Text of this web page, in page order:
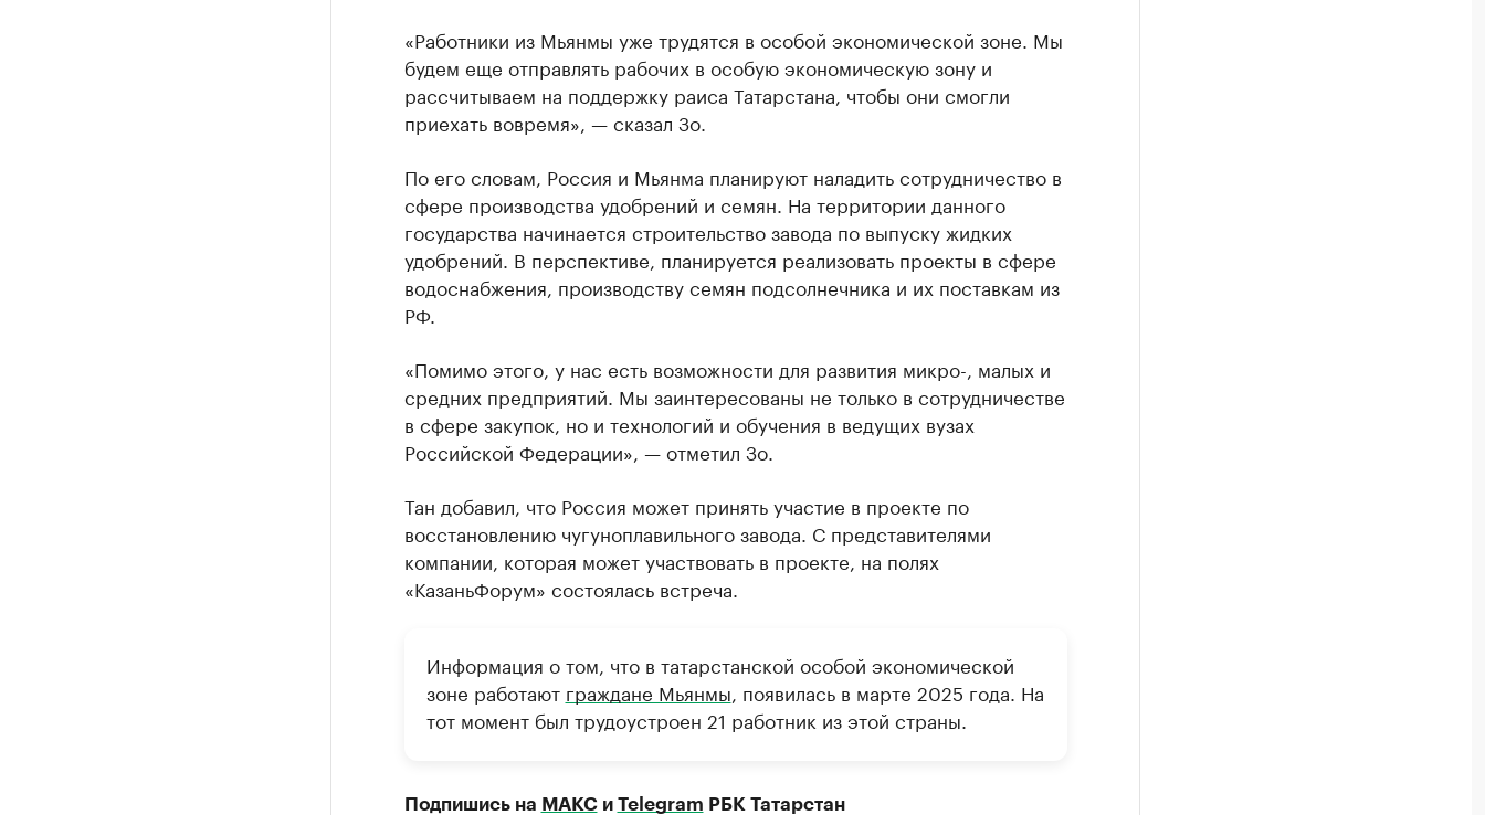
«Работники из Мьянмы уже трудятся в особой экономической зоне. Мы
будем еще отправлять рабочих в особую экономическую зону и
рассчитываем на поддержку раиса Татарстана, чтобы они смогли
приехать вовремя», — сказал Зо.
По его словам, Россия и Мьянма планируют наладить сотрудничество в
сфере производства удобрений и семян. На территории данного
государства начинается строительство завода по выпуску жидких
удобрений. В перспективе, планируется реализовать проекты в сфере
водоснабжения, производству семян подсолнечника и их поставкам из
РФ.
«Помимо этого, у нас есть возможности для развития микро-, малых и
средних предприятий. Мы заинтересованы не только в сотрудничестве
в сфере закупок, но и технологий и обучения в ведущих вузах
Российской Федерации», — отметил Зо.
Тан добавил, что Россия может принять участие в проекте по
восстановлению чугуноплавильного завода. С представителями
компании, которая может участвовать в проекте, на полях
«КазаньФорум» состоялась встреча.
Информация о том, что в татарстанской особой экономической
зоне работают граждане Мьянмы , появилась в марте 2025 года. На
тот момент был трудоустроен 21 работник из этой страны.
Подпишись на МАКСи Telegram РБК Татарстан